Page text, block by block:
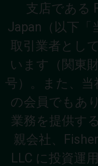
支店である
Japan（以下「
取引業者とし
います（関東
号）。また、
の会員でもあ
業務を提供す
親会社、
LLC に投資運